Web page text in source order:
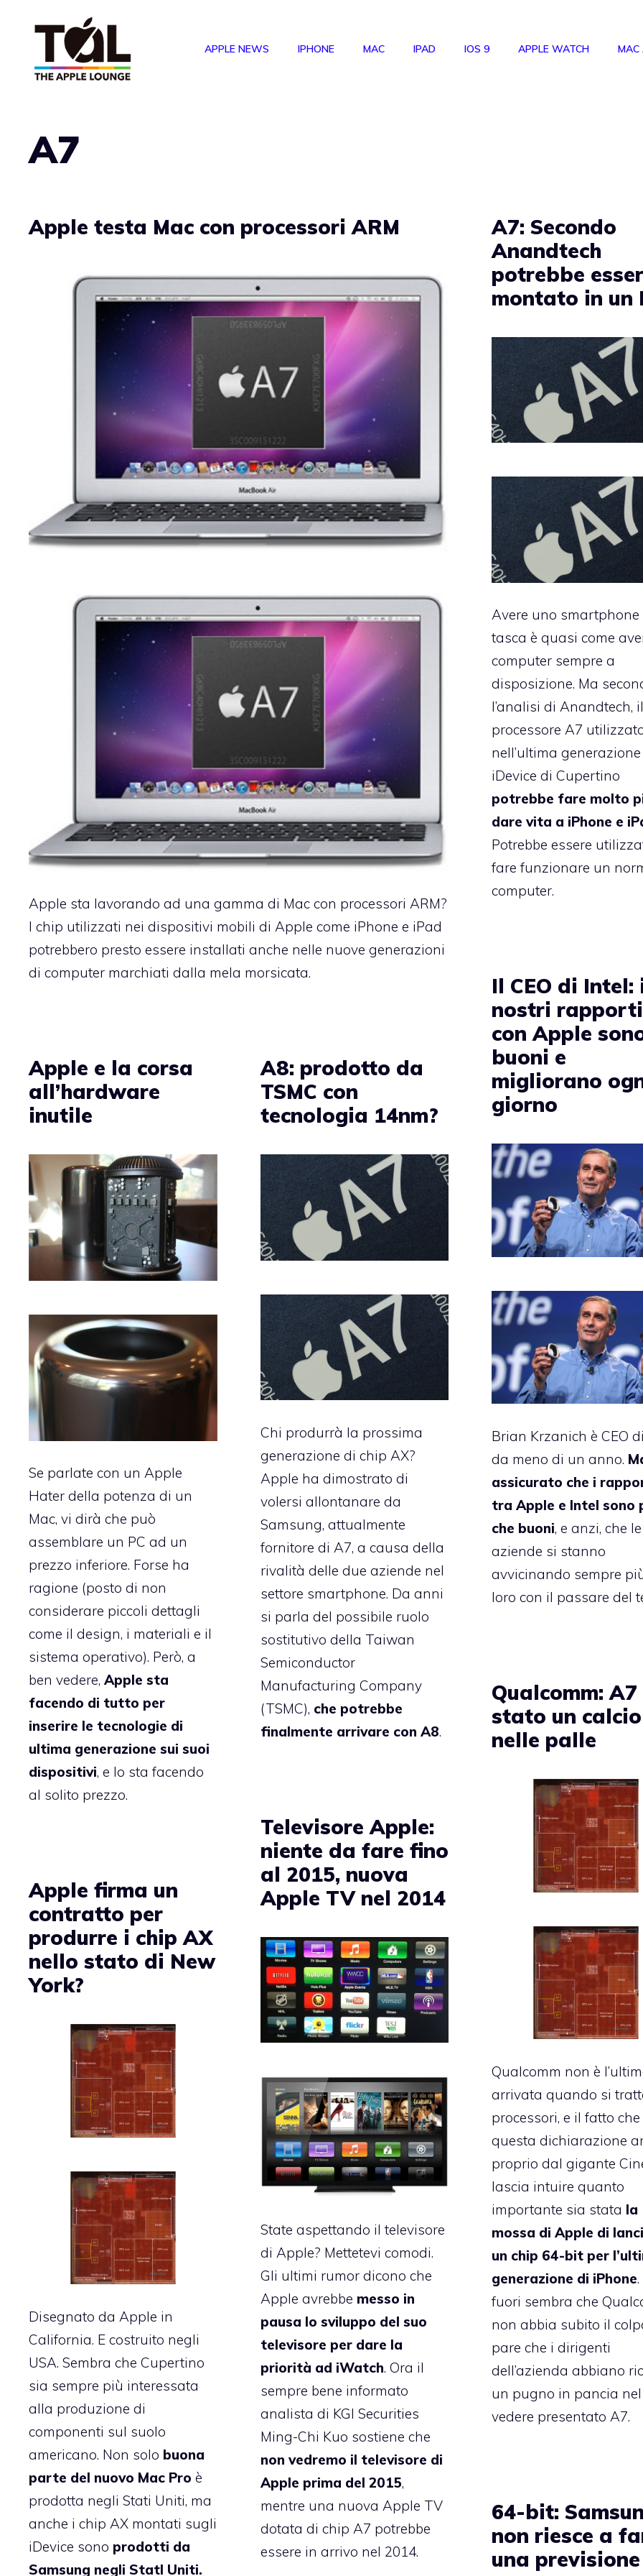
APPLE NEWS IPHONE MAC IPAD IOS 9 APPLE WATCH MAC
A7
Apple testa Mac con processori ARM
Apple sta lavorando ad una gamma di Mac con processori ARM?
I chip utilizzati nei dispositivi mobili di Apple come iPhone e iPad
potrebbero presto essere installati anche nelle nuove generazioni
di computer marchiati dalla mela morsicata.
A7: Secondo
Anandtech
potrebbe
montato in un
Avere uno
tasca è quasi come
computer sempre a
disposizione. Ma
l’analisi di Anandtech,
processore A7
nell’ultima
iDevice di Cupertino
potrebbe fare molto
dare vita a iPhone e
Potrebbe essere
fare funzionare un
computer.
Il CEO di Intel:
nostri rapporti
con Apple
buoni e
migliorano
giorno
Brian Krzanich è CEO
da meno di un anno.
assicurato che i
tra Apple e Intel sono
che buoni, e anzi, che
aziende si stanno
avvicinando sempre
loro con il passare del
Apple e la corsa
all’hardware
inutile
Se parlate con un Apple
Hater della potenza di un
Mac, vi dirà che può
assemblare un PC ad un
prezzo inferiore. Forse ha
ragione (posto di non
considerare piccoli dettagli
come il design, i materiali e il
sistema operativo). Però, a
ben vedere, Apple sta
facendo di tutto per
inserire le tecnologie di
ultima generazione sui suoi
dispositivi, e lo sta facendo
al solito prezzo.
A8: prodotto da
TSMC con
tecnologia 14nm?
Chi produrrà la prossima
generazione di chip AX?
Apple ha dimostrato di
volersi allontanare da
Samsung, attualmente
fornitore di A7, a causa della
rivalità delle due aziende nel
settore smartphone. Da anni
si parla del possibile ruolo
sostitutivo della Taiwan
Semiconductor
Manufacturing Company
(TSMC), che potrebbe
finalmente arrivare con A8.
Qualcomm: A7
stato un calcio
nelle palle
Qualcomm non è
arrivata quando si
processori, e il fatto che
questa dichiarazione
proprio dal gigante
lascia intuire quanto
importante sia stata la
mossa di Apple di
un chip 64-bit per
generazione di iPhone
fuori sembra che
non abbia subito il
pare che i dirigenti
dell’azienda abbiano
un pugno in pancia nel
vedere presentato A7.
Televisore Apple:
niente da fare fino
al 2015, nuova
Apple TV nel 2014
State aspettando il televisore
di Apple? Mettetevi comodi.
Gli ultimi rumor dicono che
Apple avrebbe messo in
pausa lo sviluppo del suo
televisore per dare la
priorità ad iWatch. Ora il
sempre bene informato
analista di KGI Securities
Ming-Chi Kuo sostiene che
non vedremo il televisore di
Apple prima del 2015,
mentre una nuova Apple TV
dotata di chip A7 potrebbe
essere in arrivo nel 2014.
Apple firma un
contratto per
produrre i chip AX
nello stato di New
York?
Disegnato da Apple in
California. E costruito negli
USA. Sembra che Cupertino
sia sempre più interessata
alla produzione di
componenti sul suolo
americano. Non solo buona
parte del nuovo Mac Pro è
prodotta negli Stati Uniti, ma
anche i chip AX montati sugli
iDevice sono prodotti da
Samsung negli StatI Uniti.
64-bit:
non riesce a
una previsione